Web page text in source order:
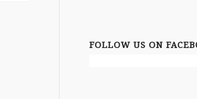
FOLLOW US ON